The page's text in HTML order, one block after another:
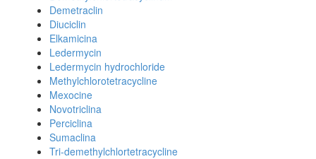
Demetraclin
Diuciclin
Elkamicina
Ledermycin
Ledermycin hydrochloride
Methylchlorotetracycline
Mexocine
Novotriclina
Perciclina
Sumaclina
Tri-demethylchlortetracycline